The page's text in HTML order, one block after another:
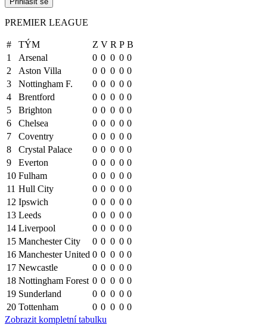
PREMIER LEAGUE
# TÝM Z V R P B
1
Arsenal 0 0 0 0 0
2
Aston Villa 0 0 0 0 0
3
Nottingham F. 0 0 0 0 0
4
Brentford 0 0 0 0 0
5
Brighton 0 0 0 0 0
6
Chelsea 0 0 0 0 0
7
Coventry 0 0 0 0 0
8
Crystal Palace 0 0 0 0 0
9
Everton 0 0 0 0 0
10 Fulham 0 0 0 0 0
11 Hull City 0 0 0 0 0
12 Ipswich 0 0 0 0 0
13 Leeds 0 0 0 0 0
14 Liverpool 0 0 0 0 0
15 Manchester City 0 0 0 0 0
16 Manchester United 0 0 0 0 0
17 Newcastle 0 0 0 0 0
18 Nottingham Forest 0 0 0 0 0
19 Sunderland 0 0 0 0 0
20 Tottenham 0 0 0 0 0
Zobrazit kompletní tabulku